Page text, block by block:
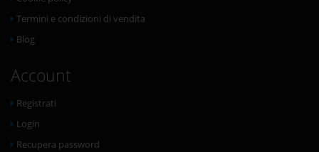
Termini e condizioni di vendita
Blog
Account
Registrati
Login
Recupera password